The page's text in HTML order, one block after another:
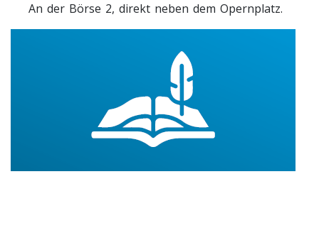
An der Börse 2, direkt neben dem Opernplatz.